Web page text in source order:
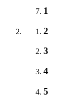
1
2
3
4
5